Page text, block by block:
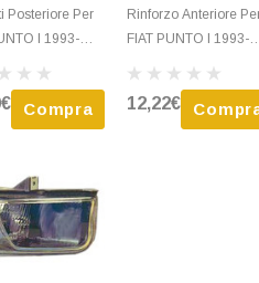
Posteriore Per
I 1993-
Compra
Rinforzo Anteriore
FIAT PUNTO I 1993-
Anteriore, Nuovo
12,22€